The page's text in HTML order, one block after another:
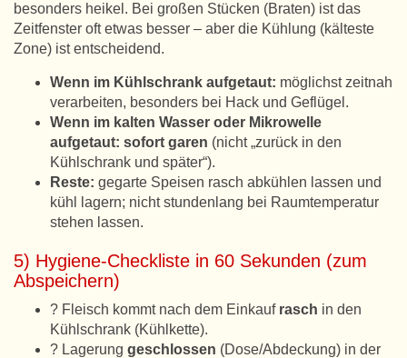
besonders heikel. Bei großen Stücken (Braten) ist das
Zeitfenster oft etwas besser – aber die Kühlung (kälteste
Zone) ist entscheidend.
Wenn im Kühlschrank aufgetaut: möglichst zeitnah
verarbeiten, besonders bei Hack und Geflügel.
Wenn im kalten Wasser oder Mikrowelle
aufgetaut: sofort garen (nicht „zurück in den
Kühlschrank und später“).
Reste: gegarte Speisen rasch abkühlen lassen und
kühl lagern; nicht stundenlang bei Raumtemperatur
stehen lassen.
5) Hygiene-Checkliste in 60 Sekunden (zum
Abspeichern)
? Fleisch kommt nach dem Einkauf rasch in den
Kühlschrank (Kühlkette).
? Lagerung geschlossen (Dose/Abdeckung) in der